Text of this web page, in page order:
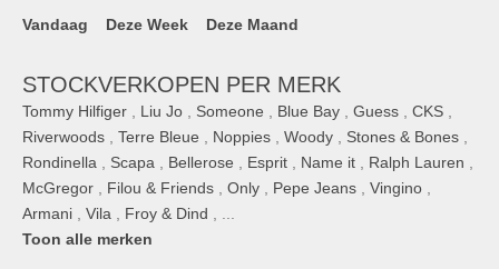
Vandaag Deze Week Deze Maand
STOCKVERKOPEN PER MERK
Tommy Hilfiger Liu Jo Someone Blue Bay Guess CKS
Riverwoods
Terre Bleue Noppies Woody Stones & Bones
Rondinella
Scapa Bellerose Esprit Name it Ralph Lauren
McGregor
Filou & Friends Only Pepe Jeans Vingino
Armani
Vila Froy & Dind
Toon alle merken